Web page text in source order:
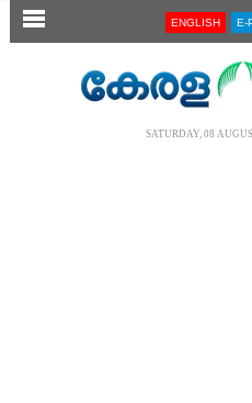
SECTIONS ENGLISH E-
SATURDAY, 08